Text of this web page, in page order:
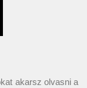
akarsz olvasni a